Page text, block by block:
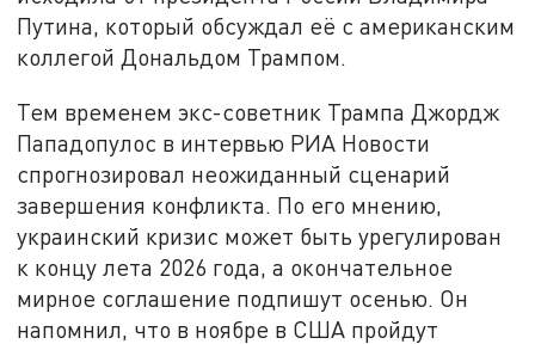
Путина, который обсуждал её с американским
коллегой Дональдом Трампом.
Тем временем экс-советник Трампа Джордж
Пападопулос в интервью РИА Новости
спрогнозировал неожиданный сценарий
завершения конфликта. По его мнению,
украинский кризис может быть урегулирован
к концу лета 2026 года, а окончательное
мирное соглашение подпишут осенью. Он
напомнил, что в ноябре в США пройдут